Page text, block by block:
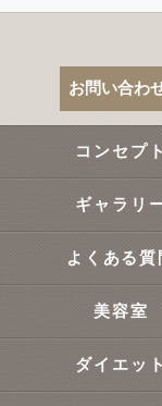
お問い合わ
コンセプト
ギャラリ
よくある質
美容室
ダイエット